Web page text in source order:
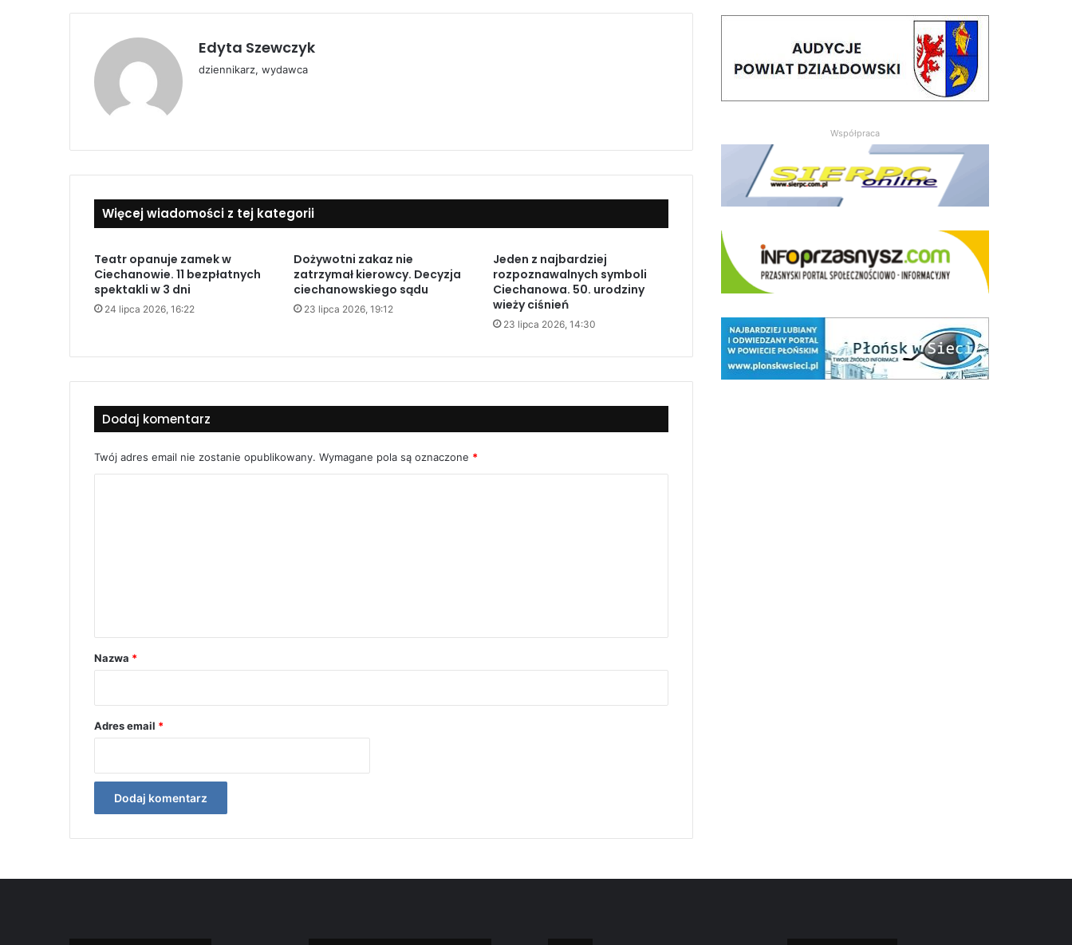
Edyta Szewczyk
dziennikarz, wydawca
Więcej wiadomości z tej kategorii
Teatr opanuje zamek w
Ciechanowie. 11 bezpłatnych
spektakli w 3 dni
24 lipca 2026, 16:22
Dożywotni zakaz nie
zatrzymał kierowcy. Decyzja
ciechanowskiego sądu
23 lipca 2026, 19:12
Jeden z najbardziej
rozpoznawalnych symboli
Ciechanowa. 50. urodziny
wieży ciśnień
23 lipca 2026, 14:30
Dodaj komentarz
Twój adres email nie zostanie opublikowany. Wymagane pola są oznaczone *
rNazwa *
Adres email *
Współpraca